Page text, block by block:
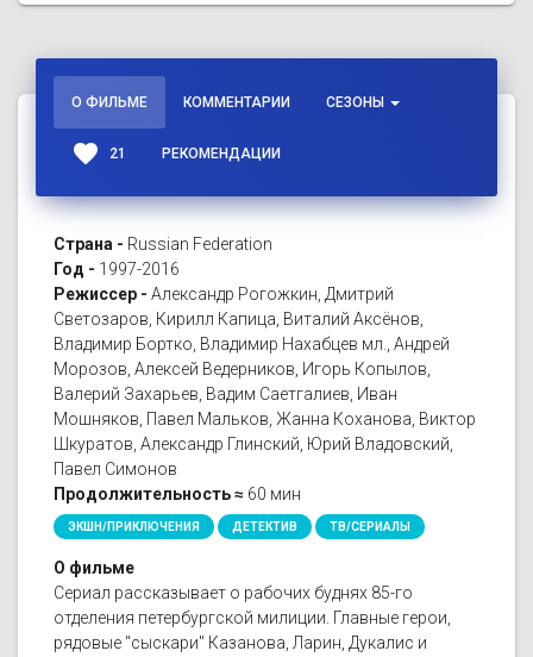
О ФИЛЬМЕ КОММЕНТАРИИ СЕЗОНЫ
favorite 21 РЕКОМЕНДАЦИИ
Страна - Russian Federation
Год - 1997-2016
Режиссер - Александр Рогожкин, Дмитрий
Светозаров, Кирилл Капица, Виталий Аксёнов,
Владимир Бортко, Владимир Нахабцев мл., Андрей
Морозов, Алексей Ведерников, Игорь Копылов,
Валерий Захарьев, Вадим Саетгалиев, Иван
Мошняков, Павел Мальков, Жанна Коханова, Виктор
Шкуратов, Александр Глинский, Юрий Владовский,
Павел Симонов
Продолжительность ≈ 60 мин
ЭКШН/ПРИКЛЮЧЕНИЯ ДЕТЕКТИВ ТВ/СЕРИАЛЫ
О фильме
Сериал рассказывает о рабочих буднях 85-го
отделения петербургской милиции. Главные герои,
рядовые "сыскари" Казанова, Ларин, Дукалис и